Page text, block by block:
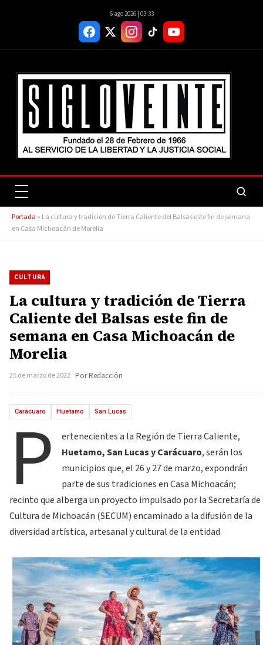
6 ago 2026 | 03:33
Portada » La cultura y tradición de Tierra Caliente del Balsas este fin de semana
en Casa Michoacán de Morelia
CULTURA
La cultura y tradición de Tierra
Caliente del Balsas este fin de
semana en Casa Michoacán de
Morelia
25 de marzo de 2022 Por Redacción
Carácuaro Huetamo San Lucas
P
ertenecientes a la Región de Tierra Caliente,
Huetamo, San Lucas y Carácuaro, serán los
municipios que, el 26 y 27 de marzo, expondrán
parte de sus tradiciones en Casa Michoacán;
recinto que alberga un proyecto impulsado por la Secretaría de
Cultura de Michoacán (SECUM) encaminado a la difusión de la
diversidad artística, artesanal y cultural de la entidad.